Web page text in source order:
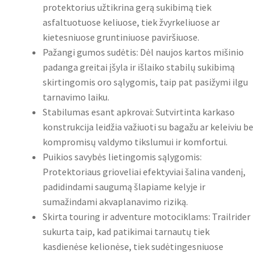
protektorius užtikrina gerą sukibimą tiek
asfaltuotuose keliuose, tiek žvyrkeliuose ar
kietesniuose gruntiniuose paviršiuose.
Pažangi gumos sudėtis: Dėl naujos kartos mišinio
padanga greitai įšyla ir išlaiko stabilų sukibimą
skirtingomis oro sąlygomis, taip pat pasižymi ilgu
tarnavimo laiku.
Stabilumas esant apkrovai: Sutvirtinta karkaso
konstrukcija leidžia važiuoti su bagažu ar keleiviu be
kompromisų valdymo tikslumui ir komfortui.
Puikios savybės lietingomis sąlygomis:
Protektoriaus grioveliai efektyviai šalina vandenį,
padidindami saugumą šlapiame kelyje ir
sumažindami akvaplanavimo riziką.
Skirta touring ir adventure motociklams: Trailrider
sukurta taip, kad patikimai tarnautų tiek
kasdienėse kelionėse, tiek sudėtingesniuose